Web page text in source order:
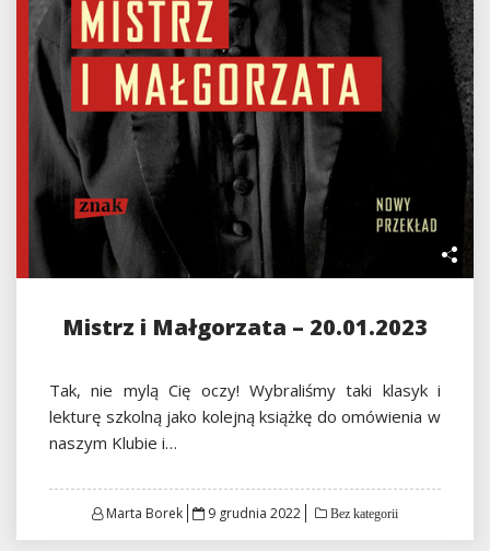
Mistrz i Małgorzata – 20.01.2023
Tak, nie mylą Cię oczy! Wybraliśmy taki klasyk i
lekturę szkolną jako kolejną książkę do omówienia w
naszym Klubie i…
Marta Borek
Posted
9 grudnia 2022 Bez kategorii